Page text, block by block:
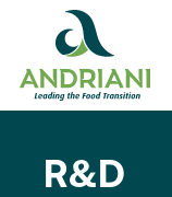
contenuto
R&D